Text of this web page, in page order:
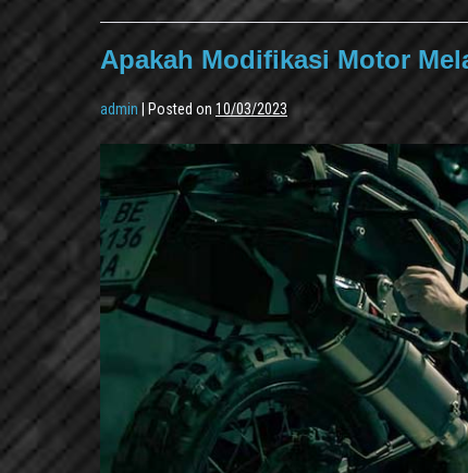
Apakah Modifikasi Motor
admin Posted on 10/03/2023